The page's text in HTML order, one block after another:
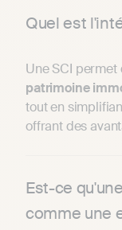
Quel est
Une SCI
patrimoine
tout en
offrant des
Est-ce
comme une